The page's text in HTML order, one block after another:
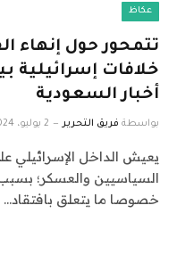
عكاظ
تتمحور حول إنهاء
خلافات إسرائيلية
أخبار السعودية
بواسطة فريق التحرير 2 يوليو، 2024
يعيش الداخل الإسرائيلي
السياسيين والعسكر؛
خصوصا ما يتعلق بافتقاد…